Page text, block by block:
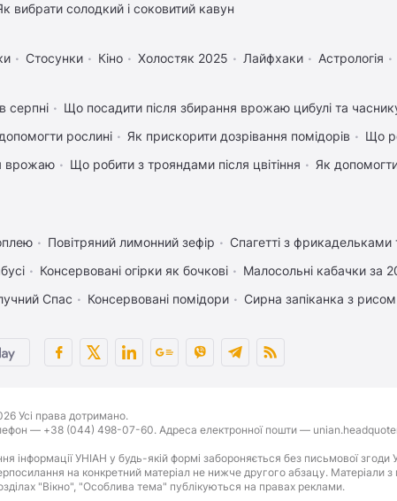
вибрати солодкий і соковитий кавун
Стосунки Кіно Холостяк 2025 Лайфхаки Астрологія
серпні
Що посадити після збирання врожаю цибулі та
рослині
Як прискорити дозрівання помідорів
Що
врожаю
Що робити з трояндами після цвітіння
Як
Повітряний лимонний зефір
Спагетті з
Консервовані огірки як бочкові
Малосольні кабачки за
Спас
Консервовані помідори Сирна запіканка з рисом
Усі права дотримано.
— +38 (044) 498-07-60. Адреса електронної пошти —
інформації УНІАН у будь-якій формі забороняється без письмової
на конкретний матеріал не нижче другого абзацу.
"Вікно", "Особлива тема" публікуються на правах реклами.